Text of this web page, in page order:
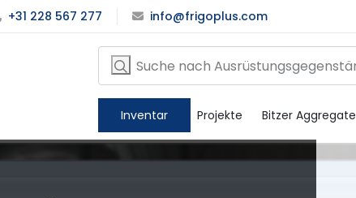
+31 228 567 277 info@frigoplus.com
Inventar Projekte Bitzer Aggregate